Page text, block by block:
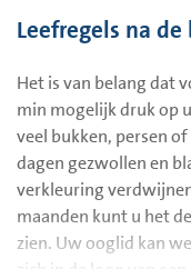
Mocht zich een dikke
een schone,
houdt de wond
weken niet te
Vermijdt direct
goed in te smeren
beschermingsfactor.
Leefregels na
Het is van belang dat
min mogelijk druk op
veel bukken, persen
dagen gezwollen en
verkleuring
maanden kunt u het
zien. Uw ooglid kan